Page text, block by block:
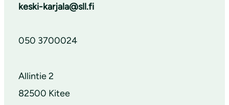
keski-karjala@sll.fi
050 3700024
Allintie 2
82500 Kitee